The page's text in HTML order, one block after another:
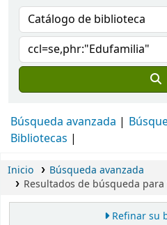
Búsqueda avanzada
Bibliotecas
Inicio
Búsqueda avanzada
Resultados de búsqueda
Refinar su